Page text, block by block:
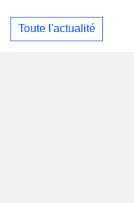
Toute l'actualité